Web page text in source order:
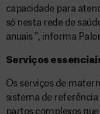
capacidade para
só nesta rede de
anuais ”, informa
Serviços
Os serviços de
sistema de
partos complexos